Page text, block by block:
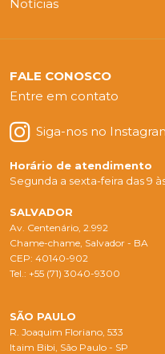
Notícias
FALE CONOSCO
Entre em contato
Siga-nos no
Horário de atendimento
Segunda a sexta-feira das 9
SALVADOR
Av. Centenário, 2.992
Chame-chame, Salvador - BA
CEP: 40140-902
Tel.: +55 (71) 3040-9300
SÃO PAULO
R. Joaquim Floriano, 533
Itaim Bibi, São Paulo - SP